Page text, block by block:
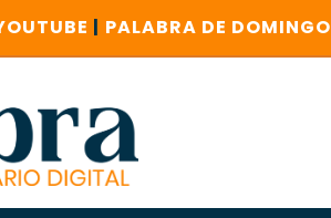
| PALABRA DE DOMINGO